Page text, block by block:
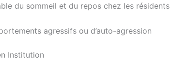
du sommeil et du repos chez les résidents
agressifs ou d’auto-agression
Institution